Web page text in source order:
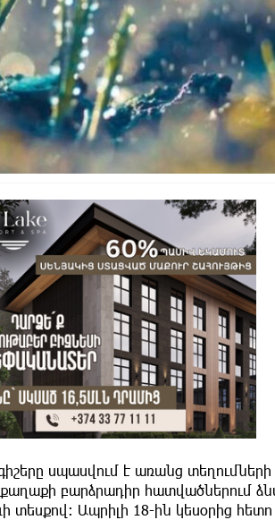
սպասվում է առանց
քաղաքի բարձրադիր հատվածներում
տեսքով։ Ապրիլի 18-ին կեսօրից